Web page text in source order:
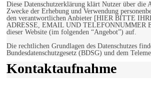
Diese Datenschutzerklärung klärt Nutzer über die
Zwecke der Erhebung und Verwendung
den verantwortlichen Anbieter [HIER BITTE
ADRESSE, EMAIL UND TELEFONNUMMER
dieser Website (im folgenden “Angebot”) auf.
Die rechtlichen Grundlagen des Datenschutzes
Bundesdatenschutzgesetz (BDSG) und dem
Kontaktaufnahme